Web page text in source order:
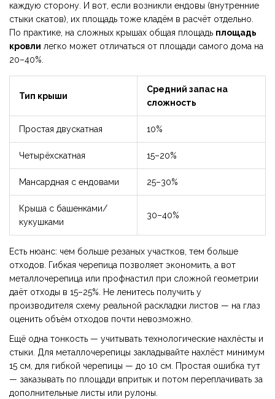
каждую сторону. И вот, если возникли ендовы (внутренние
стыки скатов), их площадь тоже кладём в расчёт отдельно.
По практике, на сложных крышах общая площадь площадь
кровли легко может отличаться от площади самого дома на
20–40%.
Тип крыши
Средний запас на
сложность
Простая двускатная 10%
Четырёхскатная 15–20%
Мансардная с ендовами 25–30%
Крыша с башенками/
кукушками
30–40%
Есть нюанс: чем больше резаных участков, тем больше
отходов. Гибкая черепица позволяет экономить, а вот
металлочерепица или профнастил при сложной геометрии
даёт отходы в 15–25%. Не ленитесь получить у
производителя схему реальной раскладки листов — на глаз
оценить объём отходов почти невозможно.
Ещё одна тонкость — учитывать технологические нахлёсты и
стыки. Для металлочерепицы закладывайте нахлёст минимум
15 см, для гибкой черепицы — до 10 см. Простая ошибка тут
— заказывать по площади впритык и потом переплачивать за
дополнительные листы или рулоны.